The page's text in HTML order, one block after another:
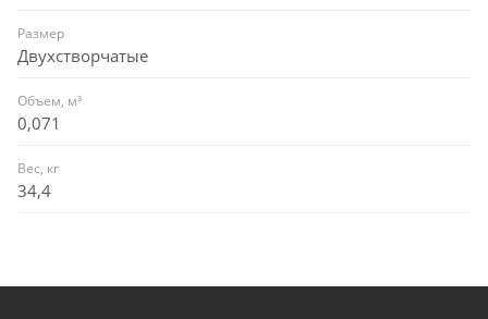
Размер
Двухстворчатые
Объем, м³
0,071
Вес, кг
34,4